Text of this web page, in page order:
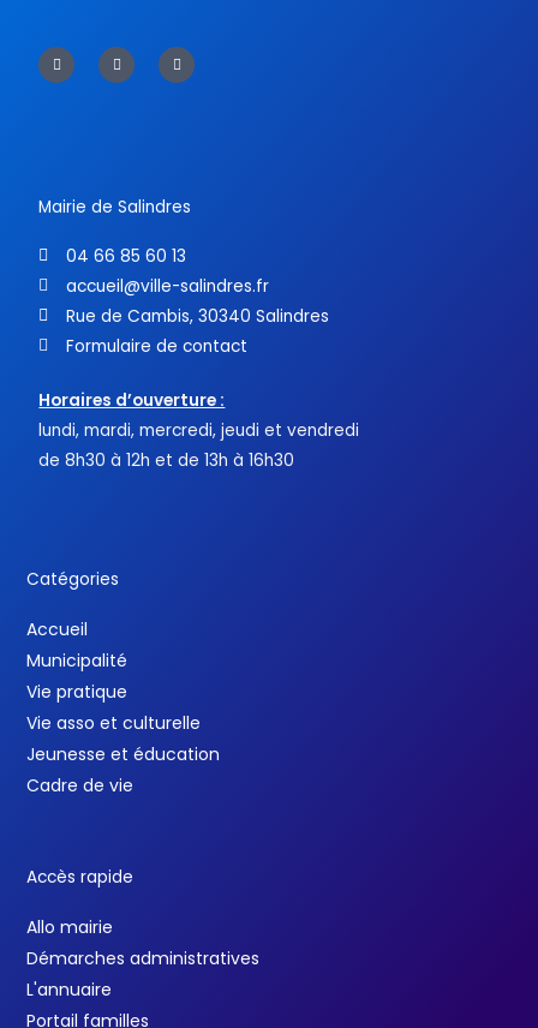
a
c
e
w
i
t
o
u
t
Mairie de Salindres
04 66 85 60 13
accueil@ville-salindres.fr
Rue de Cambis, 30340 Salindres
Formulaire de contact
Horaires d’ouverture :
lundi, mardi, mercredi, jeudi et vendredi
de 8h30 à 12h et de 13h à 16h30
Catégories
Accueil
Municipalité
Vie pratique
Vie asso et culturelle
Jeunesse et éducation
Cadre de vie
Accès rapide
Allo mairie
Démarches administratives
L'annuaire
Portail familles